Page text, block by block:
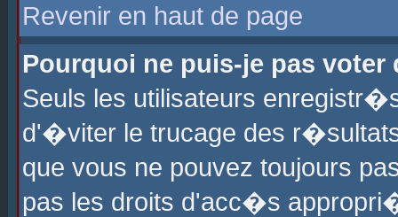
Revenir en haut de page
Pourquoi ne puis-je pas voter
Seuls les utilisateurs
d'�viter le trucage des
que vous ne pouvez toujours
pas les droits d'acc�s